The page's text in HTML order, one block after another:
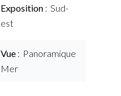
Exposition
Sud-
est
Vue
Panoramique
Mer